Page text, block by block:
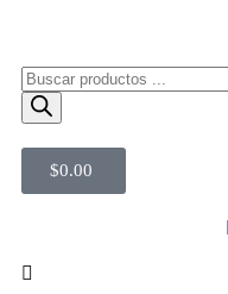
$0.00